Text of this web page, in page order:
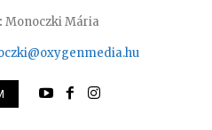
Monoczki Mária